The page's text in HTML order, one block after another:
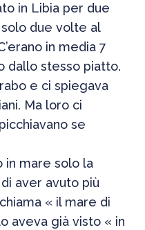
in Libia per due
due volte al
in media 7
dallo stesso piatto.
e ci spiegava
Ma loro ci
se
in mare solo la
aver avuto più
« il mare di
aveva già visto « in